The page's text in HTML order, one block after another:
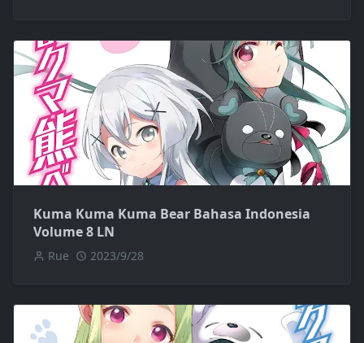
Kuma Kuma Kuma Bear Bahasa Indonesia
Volume 8 LN
Rue 2023/9/28